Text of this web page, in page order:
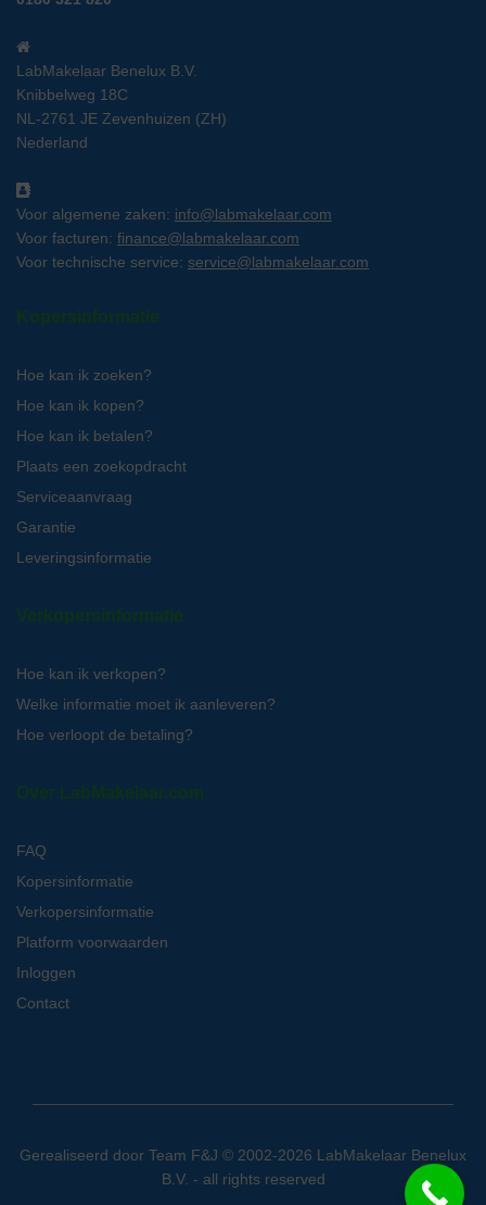
LabMakelaar Benelux B.V.
Knibbelweg 18C
NL-2761 JE Zevenhuizen (ZH)
Nederland
Voor algemene zaken: info@labmakelaar.com
Voor facturen: finance@labmakelaar.com
Voor technische service: service@labmakelaar.com
Kopersinformatie
Hoe kan ik zoeken?
Hoe kan ik kopen?
Hoe kan ik betalen?
Plaats een zoekopdracht
Serviceaanvraag
Garantie
Leveringsinformatie
Verkopersinformatie
Hoe kan ik verkopen?
Welke informatie moet ik aanleveren?
Hoe verloopt de betaling?
Over LabMakelaar.com
FAQ
Kopersinformatie
Verkopersinformatie
Platform voorwaarden
Inloggen
Contact
Gerealiseerd door Team F&J © 2002-2026 LabMakelaar Benelux
B.V. - all rights reserved